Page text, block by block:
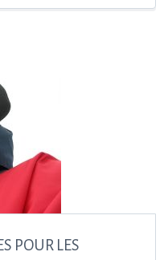
POUR LES